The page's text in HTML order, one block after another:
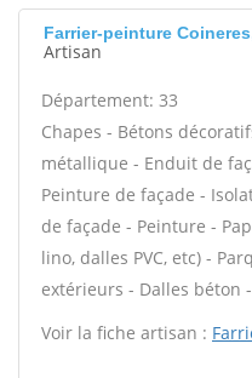
Farrier-peinture
Artisan
Département: 33
Chapes - Bétons
métallique - Enduit de
Peinture de façade -
de façade - Peinture -
lino, dalles PVC, etc) -
extérieurs - Dalles béton
Voir la fiche artisan :